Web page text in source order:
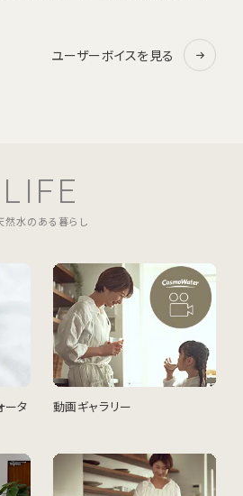
ユーザーボイスを見る
LIFE
然水のある暮らし
ータ
動画ギャラリー